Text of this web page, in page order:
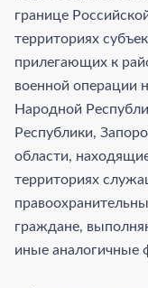
границе
территориях
прилегающих к
военной операции
Народной
Республики,
области,
территориях
граждане,
иные аналогичные